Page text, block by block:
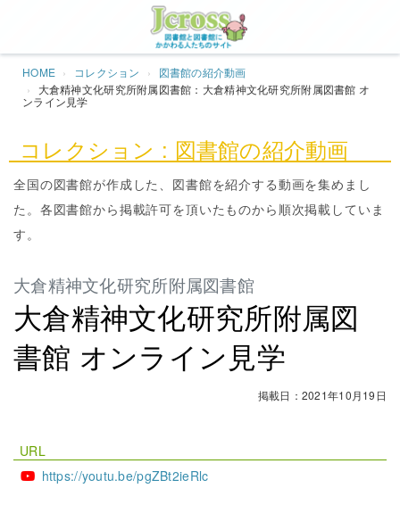
HOME コレクション
図書館の紹介動画
大倉精神文化研究所附属図書館：大倉精神文化研究所附属図書館 オ
ンライン見学
コレクション : 図書館の紹介動画
全国の図書館が作成した、図書館を紹介する動画を集めまし
た。各図書館から掲載許可を頂いたものから順次掲載していま
す。
大倉精神文化研究所附属図書館
大倉精神文化研究所附属図
書館 オンライン見学
掲載日：2021年10月19日
URL
https://youtu.be/pgZBt2ieRlc